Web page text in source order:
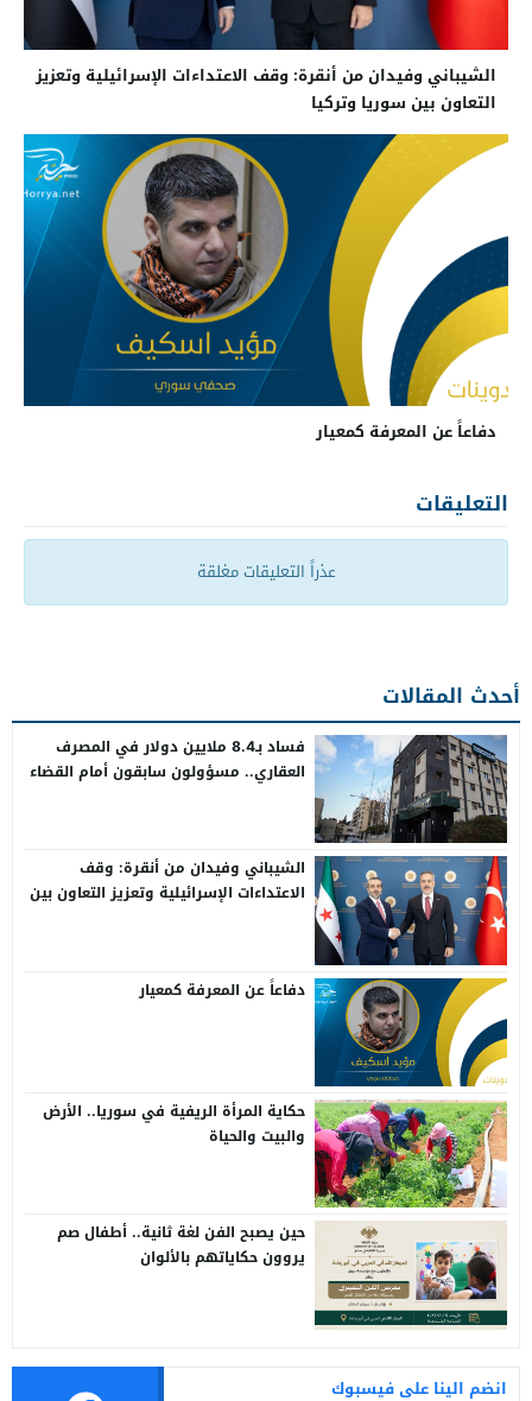
الشيباني وفيدان من أنقرة: وقف الاعتداءات الإسرائيلية وتعزيز
التعاون بين سوريا وتركيا
دفاعاً عن المعرفة كمعيار
التعليقات
عذراً التعليقات مغلقة
أحدث المقالات
فساد بـ8.4 ملايين دولار في المصرف
العقاري.. مسؤولون سابقون أمام القضاء
الشيباني وفيدان من أنقرة: وقف
الاعتداءات الإسرائيلية وتعزيز التعاون بين
دفاعاً عن المعرفة كمعيار
حكاية المرأة الريفية في سوريا.. الأرض
والبيت والحياة
حين يصبح الفن لغة ثانية.. أطفال صم
يروون حكاياتهم بالألوان
انضم الينا على فيسبوك